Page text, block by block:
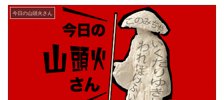
今日の山頭火さん